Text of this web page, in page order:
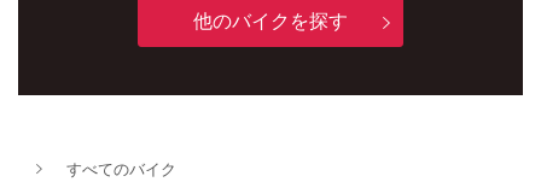
他のバイクを探す
すべてのバイク
新車